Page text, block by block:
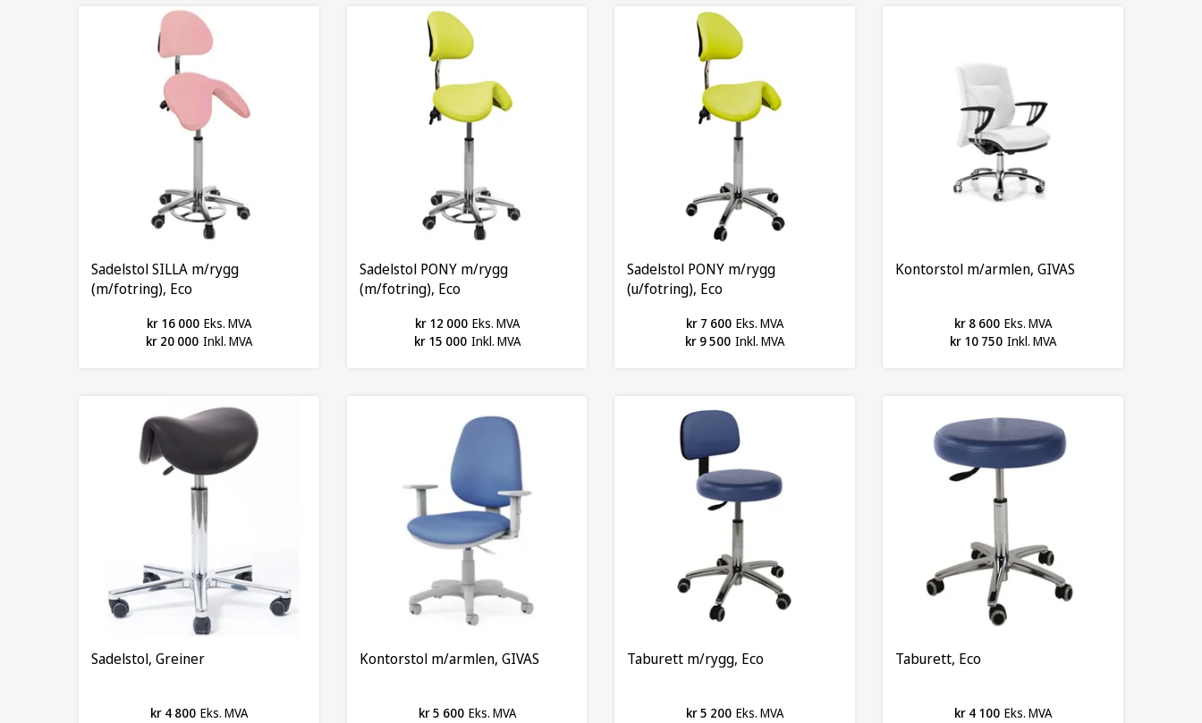
Sadelstol SILLA m/rygg
(m/fotring), Eco
kr 16 000 Eks. MVA
kr 20 000 Inkl. MVA
Sadelstol PONY m/rygg
(m/fotring), Eco
kr 12 000 Eks. MVA
kr 15 000 Inkl. MVA
Sadelstol PONY m/rygg
(u/fotring), Eco
kr 7 600 Eks. MVA
kr 9 500 Inkl. MVA
Kontorstol m/armlen, GIVAS
kr 8 600 Eks. MVA
kr 10 750 Inkl. MVA
Sadelstol, Greiner
kr 4 800 Eks. MVA
Kontorstol m/armlen, GIVAS
kr 5 600 Eks. MVA
Taburett m/rygg, Eco
kr 5 200 Eks. MVA
Taburett, Eco
kr 4 100 Eks. MVA